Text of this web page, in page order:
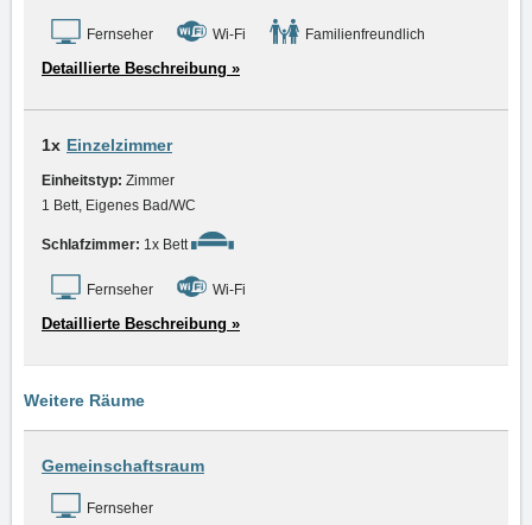
Fernseher Wi-Fi Familienfreundlich
Detaillierte Beschreibung »
1x Einzelzimmer
Einheitstyp: Zimmer
1 Bett, Eigenes Bad/WC
Schlafzimmer: 1x Bett
Fernseher Wi-Fi
Detaillierte Beschreibung »
Weitere Räume
Gemeinschaftsraum
Fernseher